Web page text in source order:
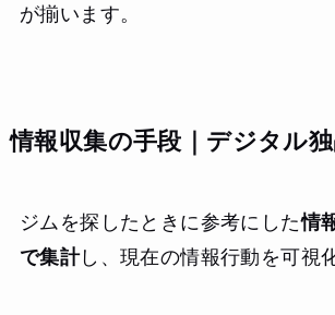
が揃います。
情報収集の手段｜デジタル
ジムを探したときに参考にした情
で集計し、現在の情報行動を可視